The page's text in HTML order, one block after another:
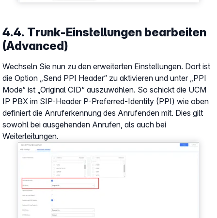
Show larger version
4.4. Trunk-Einstellungen bearbeiten
(Advanced)
Wechseln Sie nun zu den erweiterten Einstellungen. Dort ist
die Option „Send PPI Header“ zu aktivieren und unter „PPI
Mode“ ist „Original CID“ auszuwählen. So schickt die UCM
IP PBX im SIP-Header P-Preferred-Identity (PPI) wie oben
definiert die Anruferkennung des Anrufenden mit. Dies gilt
sowohl bei ausgehenden Anrufen, als auch bei
Weiterleitungen.